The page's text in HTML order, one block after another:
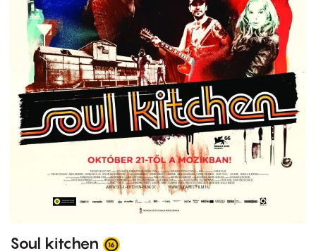
Soul kitchen